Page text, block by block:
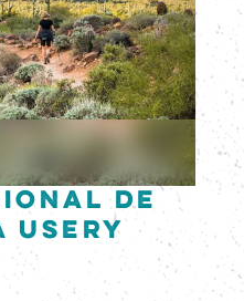
de
Usery